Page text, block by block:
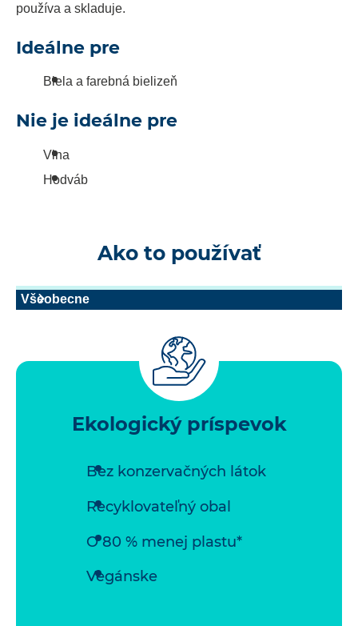
používa a skladuje.
Ideálne pre
Biela a farebná bielizeň
Nie je ideálne pre
Vlna
Hodváb
Ako to používať
Všeobecne
Ekologický príspevok
Bez konzervačných látok
Recyklovateľný obal
O 80 % menej plastu*
Vegánske